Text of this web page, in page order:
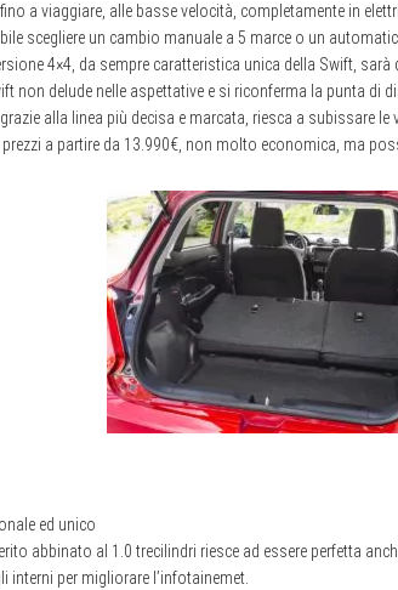
a viaggiare, alle basse velocità, completamente in
scegliere un cambio manuale a 5 marce o un
4×4, da sempre caratteristica unica della Swift,
non delude nelle aspettative e si riconferma la punta di
alla linea più decisa e marcata, riesca a subissare le
a partire da 13.990€, non molto economica, ma
ed unico
abbinato al 1.0 trecilindri riesce ad essere perfetta
interni per migliorare l’infotainemet.